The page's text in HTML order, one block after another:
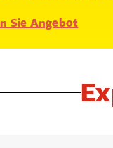
Sie Angebot